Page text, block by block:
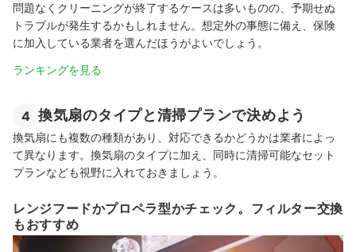
問題なくクリーニングが終了するケースは多いものの、予期せぬ
トラブルが発生するかもしれません。想定外の事態に備え、保険
に加入している業者を選んだほうがよいでしょう。
ランキングを見る
4 換気扇のタイプと清掃プランで決めよう
換気扇にも複数の種類があり、対応できるかどうかは業者によっ
て異なります。換気扇のタイプに加え、同時に清掃可能なセット
プランなども視野に入れておきましょう。
レンジフードかプロペラ型かチェック。フィルター交換
もおすすめ